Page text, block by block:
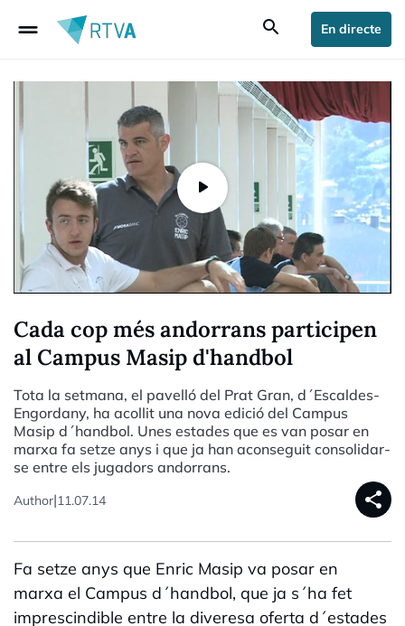
drag_handle search En directe
Cada cop més andorrans participen
al Campus Masip d'handbol
Tota la setmana, el pavelló del Prat Gran, d´Escaldes-
Engordany, ha acollit una nova edició del Campus
Masip d´handbol. Unes estades que es van posar en
marxa fa setze anys i que ja han aconseguit consolidar-
se entre els jugadors andorrans.
Author|11.07.14 share
Fa setze anys que Enric Masip va posar en
marxa el Campus d´handbol, que ja s´ha fet
imprescindible entre la diveresa oferta d´estades